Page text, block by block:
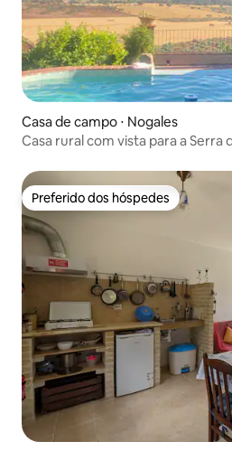
Casa de campo ⋅ Nogales
Casa rural com vista para a Serra
Preferido dos hóspedes
Preferido dos hóspedes